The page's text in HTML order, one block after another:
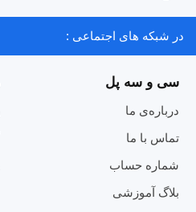
در شبکه های اجتماعی :
سی و سه پل
درباره‌ی ما
تماس با ما
شماره حساب
بلاگ آموزشی